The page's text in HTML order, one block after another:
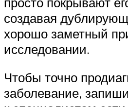
создавая
хорошо заметный
исследовании.
Чтобы точно
заболевание,